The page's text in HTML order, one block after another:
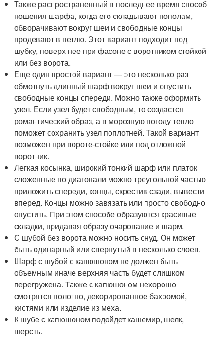
Также распространенный в последнее время способ
ношения шарфа, когда его складывают пополам,
обворачивают вокруг шеи и свободные концы
продевают в петлю. Этот вариант подходит под
шубку, поверх нее при фасоне с воротником стойкой
или без ворота.
Еще один простой вариант — это несколько раз
обмотнуть длинный шарф вокруг шеи и опустить
свободные концы спереди. Можно также оформить
узел. Если узел будет свободным, то создастся
романтический образ, а в морозную погоду тепло
поможет сохранить узел поплотней. Такой вариант
возможен при вороте-стойке или под отложной
воротник.
Легкая косынка, широкий тонкий шарф или платок
сложенные по диагонали можно треугольной частью
приложить спереди, концы, скрестив сзади, вывести
вперед. Концы можно завязать или просто свободно
опустить. При этом способе образуются красивые
складки, придавая образу очарование и шарм.
С шубой без ворота можно носить снуд. Он может
быть одинарный или свернутый в несколько слоев.
Шарф с шубой с капюшоном не должен быть
объемным иначе верхняя часть будет слишком
перегружена. Также с капюшоном нехорошо
смотрятся полотно, декорированное бахромой,
кистями или изделие из меха.
К шубе с капюшоном подойдет кашемир, шелк,
шерсть.